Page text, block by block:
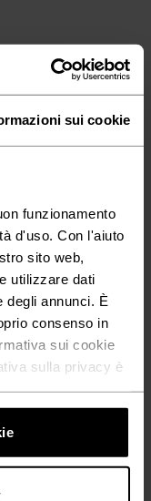
sui cookie
funzionamento
d'uso. Con l'aiuto
sito web,
utilizzare dati
degli annunci. È
consenso in
sui cookie
sulla privacy è
capi
rapida
con